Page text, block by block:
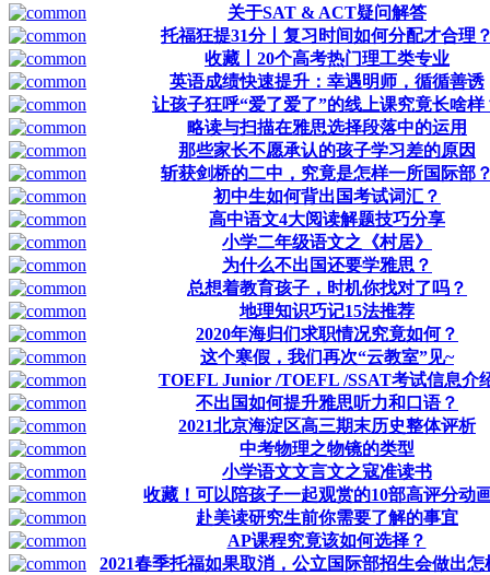
关于SAT & ACT疑问解答
托福狂提31分丨复习时间如何分配才合理
收藏丨20个高考热门理工类专业
英语成绩快速提升：幸遇明师，循循善诱
让孩子狂呼“爱了爱了”的线上课究竟长啥样
略读与扫描在雅思选择段落中的运用
那些家长不愿承认的孩子学习差的原因
斩获剑桥的二中，究竟是怎样一所国际部
初中生如何背出国考试词汇？
高中语文4大阅读解题技巧分享
小学二年级语文之《村居》
为什么不出国还要学雅思？
总想着教育孩子，时机你找对了吗？
地理知识巧记15法推荐
2020年海归们求职情况究竟如何？
这个寒假，我们再次“云教室”见~
TOEFL Junior /TOEFL /SSAT考试信息介
不出国如何提升雅思听力和口语？
2021北京海淀区高三期末历史整体评析
中考物理之物镜的类型
小学语文文言文之寇准读书
收藏！可以陪孩子一起观赏的10部高评分动
赴美读研究生前你需要了解的事宜
AP课程究竟该如何选择？
2021春季托福如果取消，公立国际部招生会做出怎